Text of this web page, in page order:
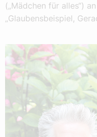
(„Mädchen für alles“)
„Glaubensbeispiel,